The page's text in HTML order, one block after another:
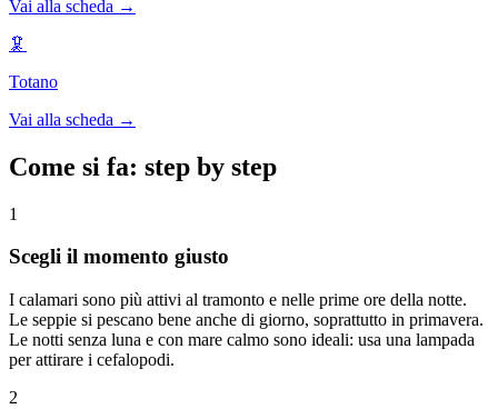
Vai alla scheda →
🦑
Totano
Vai alla scheda →
Come si fa: step by step
1
Scegli il momento giusto
I calamari sono più attivi al tramonto e nelle prime ore della notte.
Le seppie si pescano bene anche di giorno, soprattutto in primavera.
Le notti senza luna e con mare calmo sono ideali: usa una lampada
per attirare i cefalopodi.
2